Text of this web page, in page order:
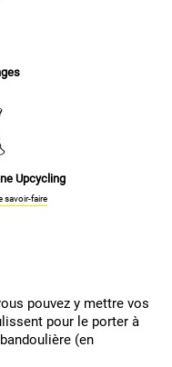
Upcycling
savoir-faire
pouvez y mettre vos
pour le porter à
(en